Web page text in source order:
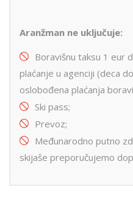
Aranžman ne uključuje:
Boravišnu taksu 1 eur
plaćanje u agenciji (deca
oslobođena plaćanja
Ski pass;
Prevoz;
Međunarodno putno
skijaše preporučujemo